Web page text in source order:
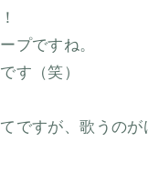
プですね。
す（笑）
ですが、歌うのが